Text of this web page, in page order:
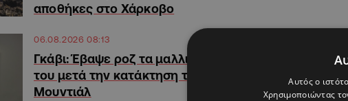
αποθήκες στο Χάρκοβο
06.08.2026 08:13
Γκάβι: Έβαψε ροζ τα μαλλιά
του μετά την κατάκτηση του
Μουντιάλ
Αυτός ο
Χρησιμοποιώντας